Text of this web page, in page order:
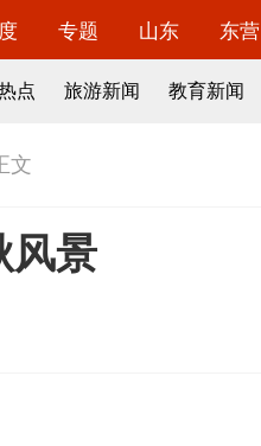
专题 山东 东营
点 旅游新闻 教育新闻
文
风景